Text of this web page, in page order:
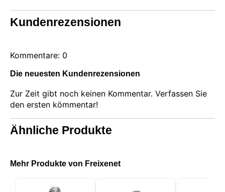
Kundenrezensionen
Kommentare: 0
Die neuesten Kundenrezensionen
Zur Zeit gibt noch keinen Kommentar. Verfassen Sie
den ersten kömmentar!
Ähnliche Produkte
Mehr Produkte von Freixenet
Informationen in Ihrem Browser und auf Ihrem Gerät
umfassen Daten, die sich auf Ihr Benutzerkonto